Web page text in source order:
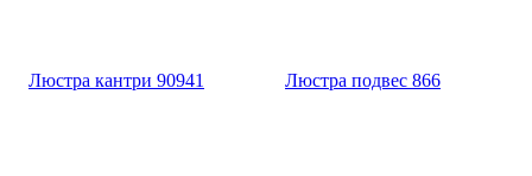
Люстра кантри 90941 Люстра подвес 866